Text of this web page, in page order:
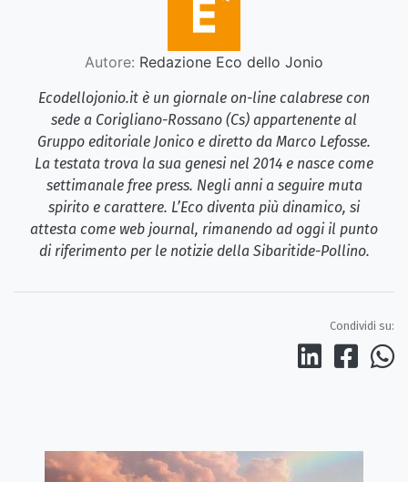
Autore: Redazione Eco dello Jonio
Ecodellojonio.it è un giornale on-line calabrese con
sede a Corigliano-Rossano (Cs) appartenente al
Gruppo editoriale Jonico e diretto da Marco Lefosse.
La testata trova la sua genesi nel 2014 e nasce come
settimanale free press. Negli anni a seguire muta
spirito e carattere. L’Eco diventa più dinamico, si
attesta come web journal, rimanendo ad oggi il punto
di riferimento per le notizie della Sibaritide-Pollino.
Condividi su: